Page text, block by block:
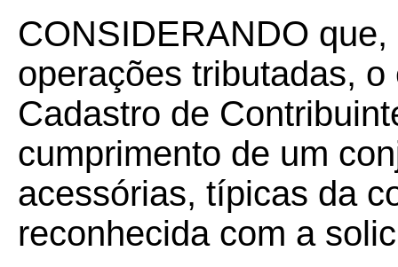
CONSIDERANDO
operações tributadas,
Cadastro de
cumprimento de um
acessórias, típicas da
reconhecida com a